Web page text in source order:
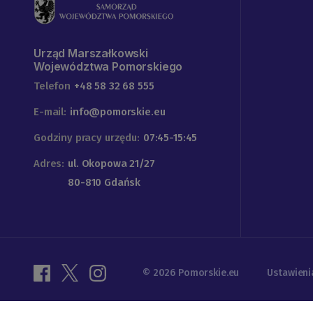
Urząd Marszałkowski
Województwa Pomorskiego
Telefon +48 58 32 68 555
E-mail: info@pomorskie.eu
Godziny pracy urzędu: 07:45-15:45
Adres: ul. Okopowa 21/27
80-810 Gdańsk
© 2026 Pomorskie.eu